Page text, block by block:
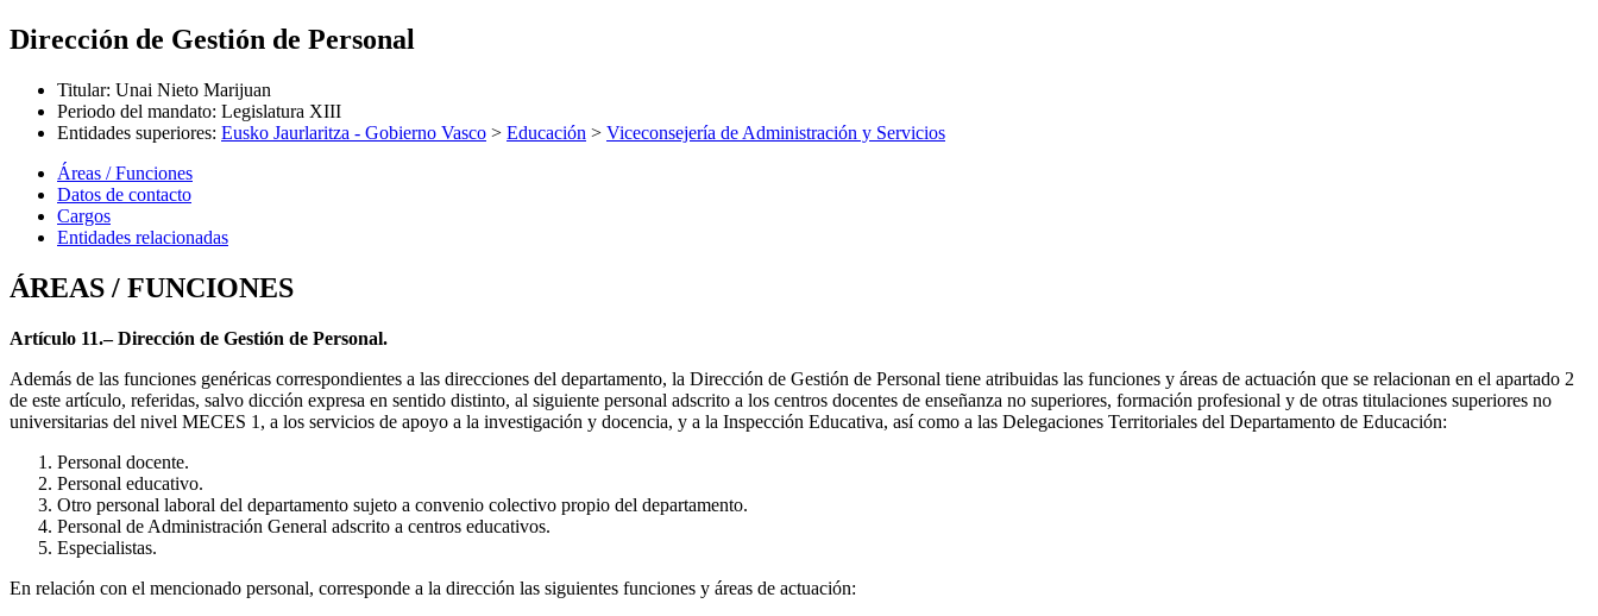
Dirección de Gestión de Personal
Titular: Unai Nieto Marijuan
Periodo del mandato: Legislatura XIII
Entidades superiores: Eusko Jaurlaritza - Gobierno Vasco > Educación > Viceconsejería de Administración y Servicios
Áreas / Funciones
Datos de contacto
Cargos
Entidades relacionadas
ÁREAS / FUNCIONES
Artículo 11.– Dirección de Gestión de Personal.
Además de las funciones genéricas correspondientes a las direcciones del departamento, la Dirección de Gestión de Personal tiene atribuidas las funciones y áreas de actuación que se relacionan en el apartado 2
de este artículo, referidas, salvo dicción expresa en sentido distinto, al siguiente personal adscrito a los centros docentes de enseñanza no superiores, formación profesional y de otras titulaciones superiores no
universitarias del nivel MECES 1, a los servicios de apoyo a la investigación y docencia, y a la Inspección Educativa, así como a las Delegaciones Territoriales del Departamento de Educación:
Personal docente.
Personal educativo.
Otro personal laboral del departamento sujeto a convenio colectivo propio del departamento.
Personal de Administración General adscrito a centros educativos.
Especialistas.
En relación con el mencionado personal, corresponde a la dirección las siguientes funciones y áreas de actuación: